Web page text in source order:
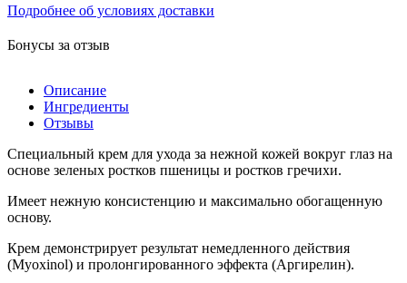
Подробнее об условиях доставки
Бонусы за отзыв
Описание
Ингредиенты
Отзывы
Специальный крем для ухода за нежной кожей вокруг глаз на
основе зеленых ростков пшеницы и ростков гречихи.
Имеет нежную консистенцию и максимально обогащенную
основу.
Крем демонстрирует результат немедленного действия
(Myoxinol) и пролонгированного эффекта (Аргирелин).